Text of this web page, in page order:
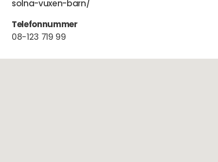
solna-vuxen-barn/
Telefonnummer
08-123 719 99